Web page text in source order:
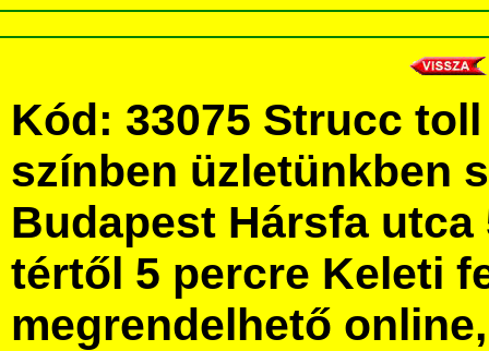
Kód: 33075 Strucc
színben üzletünkben
Budapest Hársfa utca
tértől 5 percre Keleti
megrendelhető